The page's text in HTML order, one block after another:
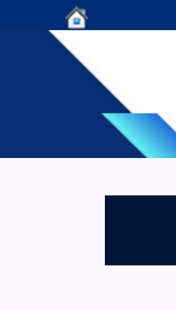
Centro de
OLADE -